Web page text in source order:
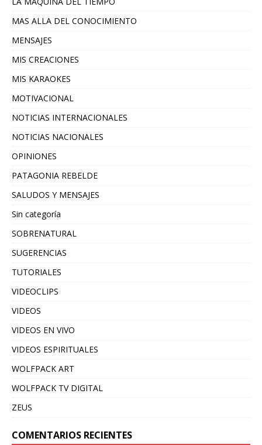
MAS ALLA DEL CONOCIMIENTO
MENSAJES
MIS CREACIONES
MIS KARAOKES
MOTIVACIONAL
NOTICIAS INTERNACIONALES
NOTICIAS NACIONALES
OPINIONES
PATAGONIA REBELDE
SALUDOS Y MENSAJES
Sin categoría
SOBRENATURAL
SUGERENCIAS
TUTORIALES
VIDEOCLIPS
VIDEOS
VIDEOS EN VIVO
VIDEOS ESPIRITUALES
WOLFPACK ART
WOLFPACK TV DIGITAL
ZEUS
COMENTARIOS RECIENTES